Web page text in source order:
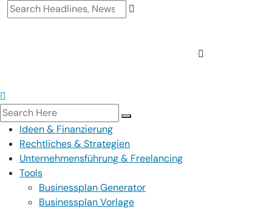
Ideen & Finanzierung
Rechtliches & Strategien
Unternehmensführung & Freelancing
Tools
Businessplan Generator
Businessplan Vorlage